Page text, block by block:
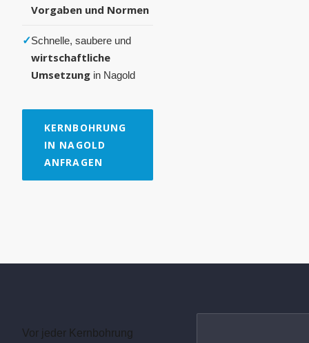
Vorgaben und Normen
✓Schnelle, saubere und
wirtschaftliche
Umsetzung in Nagold
KERNBOHRUNG
IN NAGOLD
ANFRAGEN
Vor jeder Kernbohrung